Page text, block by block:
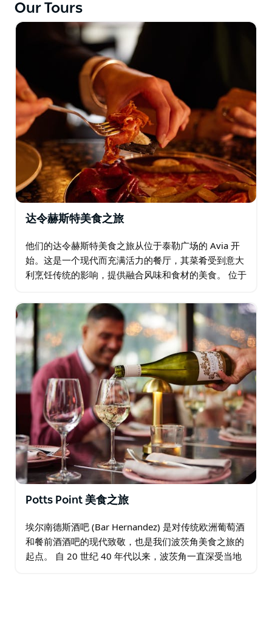
酒吧与时尚的街边咖啡馆和拥有隐秘葱郁庭院的餐厅比邻
而立。这里深受创意人士和当地居民的喜爱，他们在这里
享用早餐、午餐和晚餐，总能发现新的特色菜或鸡尾酒。
漫步在皇冠街，欣赏着琳琅满目的时尚服饰和室内装饰橱
窗，感受轻松惬意的氛围。
悉尼美食之旅接受2至6位客人的私人预订，每次行程将
带您前往四家餐厅，每家餐厅都将提供不同的菜肴，并搭
配相应的葡萄酒。
务必提前预订。
Our Tours
达令赫斯特美食之旅
他们的达令赫斯特美食之旅从位于泰勒广场的 Avia 开
始。这是一个现代而充满活力的餐厅，其菜肴受到意大
利烹饪传统的影响，提供融合风味和食材的美食。 位于
街。您可以感受到将这个夜生活区凝聚在一起的勇气…
Potts Point 美食之旅
埃尔南德斯酒吧 (Bar Hernandez) 是对传统欧洲葡萄酒
和餐前酒酒吧的现代致敬，也是我们波茨角美食之旅的
起点。 自 20 世纪 40 年代以来，波茨角一直深受当地